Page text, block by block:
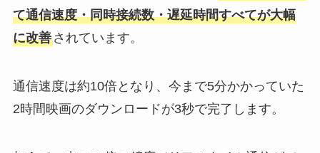
て通信速度・同時接続数・遅延時間すべてが大幅
に改善されています。
通信速度は約10倍となり、今まで5分かかっていた
2時間映画のダウンロードが3秒で完了します。